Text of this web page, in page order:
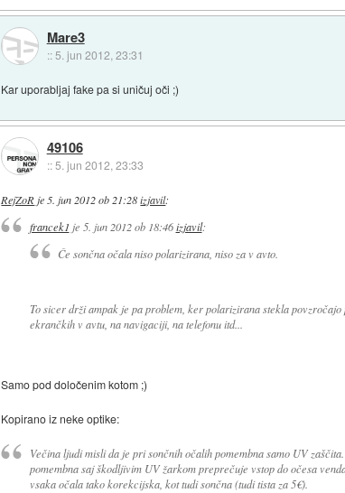
Mare3
:: 5. jun 2012, 23:31
Kar uporabljaj fake pa si uničuj oči ;)
49106
::5. jun 2012, 23:33
RejZoR je 5. jun 2012 ob 21:28 izjavil:
francek1 je 5. jun 2012 ob 18:46 izjavil:
Če sončna očala niso polarizirana, niso za v avto.
To sicer drži ampak je pa problem, ker polarizirana stekla
ekrančkih v avtu, na navigaciji, na telefonu itd...
Samo pod določenim kotom ;)
Kopirano iz neke optike:
Večina ljudi misli da je pri sončnih očalih pomembna samo UV
pomembna saj škodljivim UV žarkom preprečuje vstop do očesa
vsaka očala tako korekcijska, kot tudi sončna (tudi tista za 5€).